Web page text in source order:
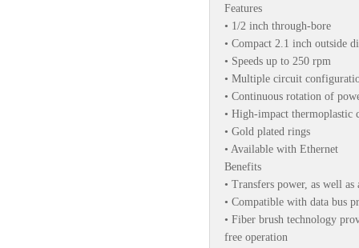
Features
• 1/2 inch through-bore
• Compact 2.1 inch outside
• Speeds up to 250 rpm
• Multiple circuit
• Continuous rotation of
• High-impact thermoplastic
• Gold plated rings
• Available with Ethernet
Benefits
• Transfers power, as well
• Compatible with data bus
• Fiber brush technology
free operation